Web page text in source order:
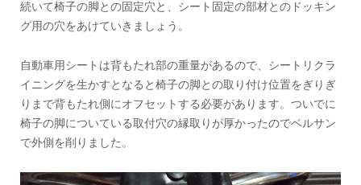
続いて椅子の脚との固定穴と、シート固定の部材とのドッキン
グ用の穴をあけていきましょう。
自動車用シートは背もたれ部の重量があるので、シートリクラ
イニングを生かすとなると椅子の脚との取り付け位置をぎりぎ
りまで背もたれ側にオフセットする必要があります。ついでに
椅子の脚についている取付穴の縁取りが厚かったのでベルサン
で外側を削りました。